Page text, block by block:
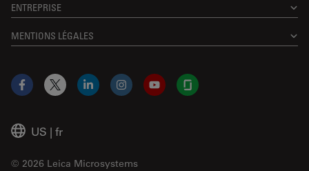
ENTREPRISE
MENTIONS LÉGALES
US | fr
© 2026 Leica Microsystems
Facebook
X LinkedInInstagramYouTubeGlassdoor